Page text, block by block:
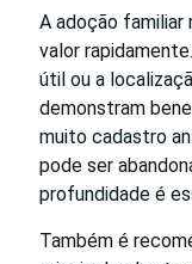
A adoção familiar
valor
útil ou a
demonstram
muito cadastro
pode ser
profundidade é
Também é